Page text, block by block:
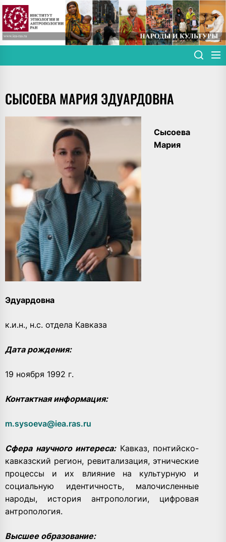
Skip
to
the
content
СЫСОЕВА МАРИЯ ЭДУАРДОВНА
Сысоева
Мария
Эдуардовна
к.и.н., н.с. отдела Кавказа
Дата рождения:
19 ноября 1992 г.
Контактная информация:
m.sysoeva@iea.ras.ru
Сфера научного интереса:Кавказ, понтийско-
кавказский регион, ревитализация, этнические
процессы и их влияние на культурную и
социальную идентичность, малочисленные
народы, история антропологии, цифровая
антропология.
Высшее образование: